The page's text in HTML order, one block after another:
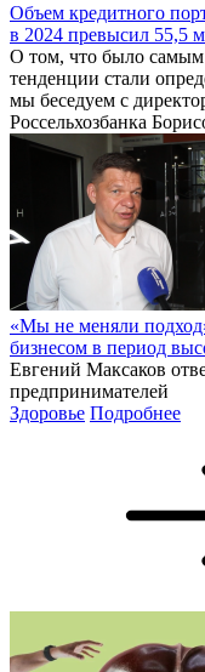
Объем кредитного
в 2024 превысил 55,5
О том, что было самым
тенденции стали
мы беседуем с
Россельхозбанка
«Мы не меняли
бизнесом в период
Евгений Максаков
предпринимателей
Здоровье Подробнее